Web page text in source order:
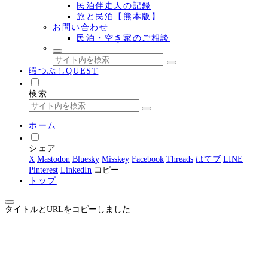
民泊伴走人の記録
旅と民泊【熊本版】
お問い合わせ
民泊・空き家のご相談
暇つぶしQUEST
検索
ホーム
シェア
X Mastodon Bluesky Misskey Facebook Threads はてブ LINE
Pinterest LinkedIn コピー
トップ
タイトルとURLをコピーしました